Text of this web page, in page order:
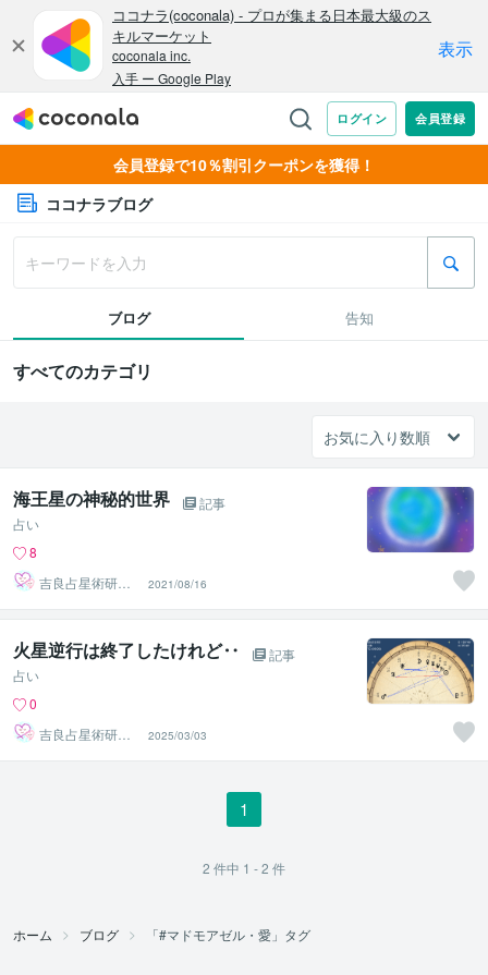
会員登録で10％割引クーポンを獲得！
ココナラブログ
ブログ 告知
すべてのカテゴリ
海王星の神秘的世界
記事
占い
8
吉良占星術研究
所
2021/08/16
火星逆行は終了したけれど‥
記事
占い
0
吉良占星術研究
所
2025/03/03
1
2 件中 1 - 2 件
ホーム ブログ 「#マドモアゼル・愛」タグ